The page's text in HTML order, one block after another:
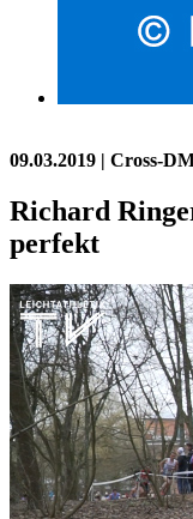
09.03.2019 | Cross-
Richard
perfekt